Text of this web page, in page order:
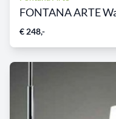
FONTANA ARTE
€ 248,-